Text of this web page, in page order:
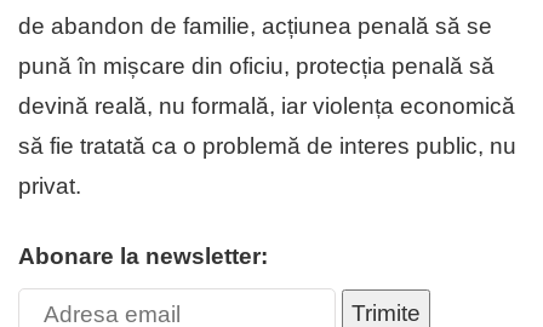
de abandon de familie, acțiunea penală să se
pună în mișcare din oficiu, protecția penală să
devină reală, nu formală, iar violența economică
să fie tratată ca o problemă de interes public, nu
privat.
Abonare la newsletter:
Trimite